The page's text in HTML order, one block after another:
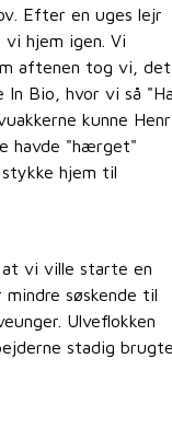
Efter en uges lejr
hjem igen. Vi
aftenen tog vi,
Bio, hvor vi så
kunne
havde "hærget"
hjem til
vi ville starte en
søskende til
Ulveflokken
stadig brugte